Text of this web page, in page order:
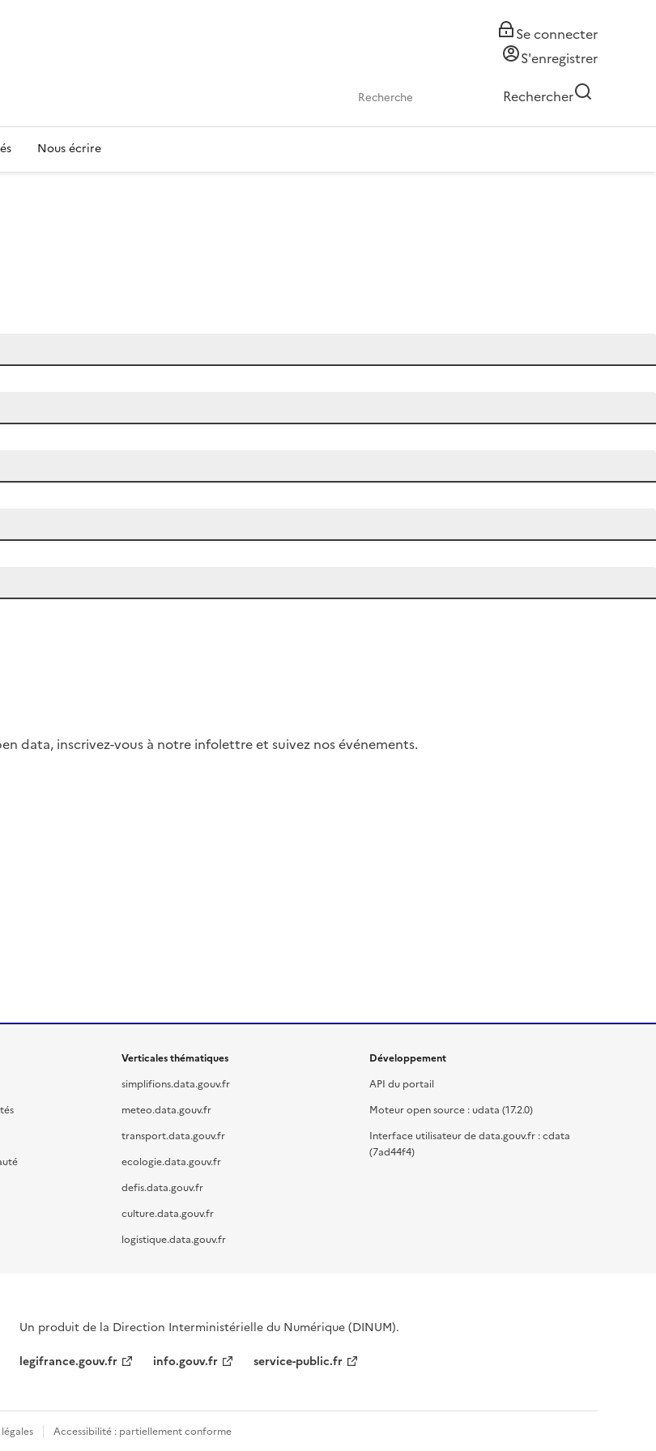
Se connecter
S'enregistrer
Rechercher
Nous écrire
data, inscrivez-vous à notre infolettre et suivez nos événements.
Verticales thématiques
simplifions.data.gouv.fr
meteo.data.gouv.fr
transport.data.gouv.fr
ecologie.data.gouv.fr
defis.data.gouv.fr
culture.data.gouv.fr
logistique.data.gouv.fr
Développement
API du portail
Moteur open source : udata (17.2.0)
Interface utilisateur de data.gouv.fr : cdata
(7ad44f4)
Un produit de la Direction Interministérielle du Numérique (DINUM).
legifrance.gouv.fr
info.gouv.fr service-public.fr
Accessibilité : partiellement conforme